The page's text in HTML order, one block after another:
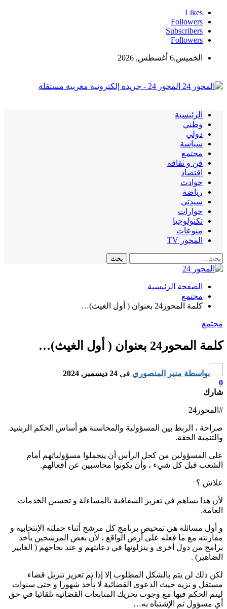
Likes
Followers
Subscribers
Followers
الخميس,6 أغسطس, 2026
المحور 24 - جريدة إلكترونية مغربية مستقلة
الرئيسية
وطني
دولي
سياسة
مجتمع
فن و ثقافة
اقتصاد
حوادث
رياضة
سيدتي
حوارات
تكنولوجيا
منوعات
المحور TV
الصفحة الرئيسية
مجتمع
كلمة المحور24 بعنوان ( أول الغيث)…
مجتمع
كلمة المحور24 بعنوان ( أول الغيث)…
بواسطة منير المنصوري في 24 ديسمبر, 2024
0
شارك
#المحور24
صراحة ، الربط بين المسؤولية والمحاسبة هو أساس الحكم الرشيد
والتنمية الحقة.
على المسؤولين من كحل الرأس أن يتحملوا مسؤولياتهم أمام
الشعب قبل كل شيء ، وأن يكونوا محاسبين عن أفعالهم.
علاش ؟
لأن هذا يساهم في تعزيز الشفافية بالمساءلة و تحسين الخدمات
العامة.
و أول مسائلة هي تمحيص برنامج كل مرشح أثناء حملته الإنتخابية و
مقارنته مع ما فعله على أرض الواقع ، لأن بعض المرشحين يأخذ
برامج من دول أخرى و ينزلونها في دعايتهم و عند نجاحهم ( الغابير
الضاهير) .
لكن ذلك لن يتم بالشكل المطلوب إلا إذا تم تعزيز تنزيل قضاء
مستقل و نزيه حيث الدعوى القضائية لا تأخذ شهورا و حتى سنوات
ليتم الحكم فيها مع وجوب تحريك المتابعات القضائية تلقائيا في حق
أي مسؤول تم الإشتباه به…